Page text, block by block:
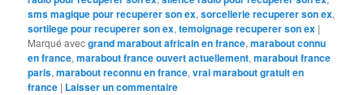
sms magique pour recuperer son ex,sorcellerie recuperer son ex,
sortilege pour recuperer son ex,temoignage recuperer son ex |
Marqué avecgrand marabout africain en france,marabout connu
en france,marabout france ouvert actuellement,marabout france
paris,marabout reconnu en france,vrai marabout gratuit en
france | Laisser un commentaire